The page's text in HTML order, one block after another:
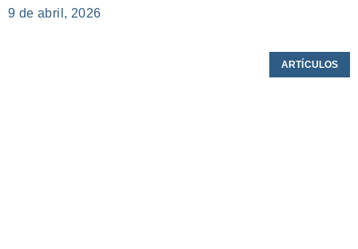
9 de abril, 2026
ARTÍCULOS